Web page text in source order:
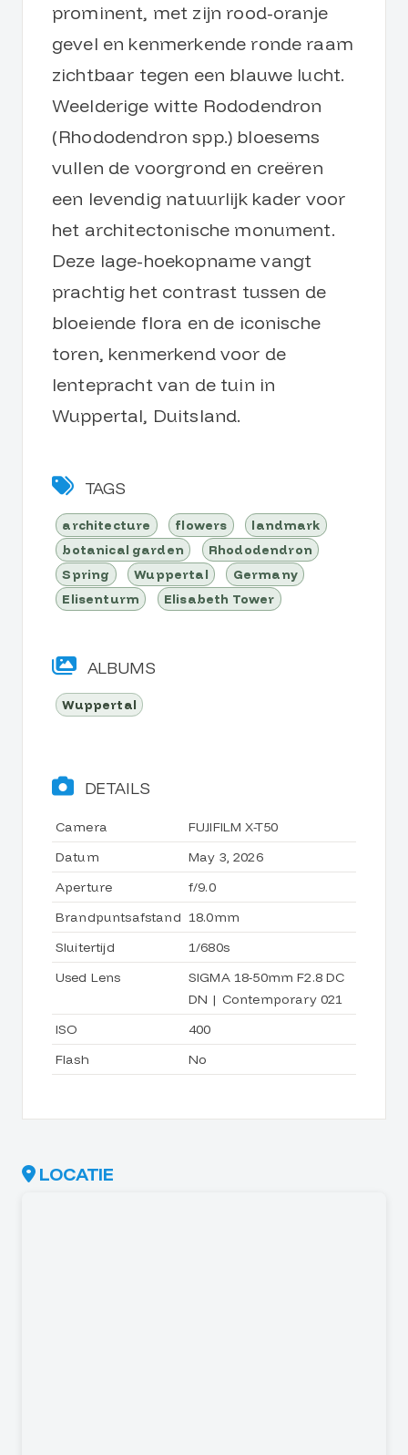
prominent, met zijn rood-oranje
gevel en kenmerkende ronde raam
zichtbaar tegen een blauwe lucht.
Weelderige witte Rododendron
(Rhododendron spp.) bloesems
vullen de voorgrond en creëren
een levendig natuurlijk kader voor
het architectonische monument.
Deze lage-hoekopname vangt
prachtig het contrast tussen de
bloeiende flora en de iconische
toren, kenmerkend voor de
lentepracht van de tuin in
Wuppertal, Duitsland.
TAGS
architecture flowers
landmark
botanical garden
Rhododendron
Spring
Wuppertal
Germany
Elisenturm
Elisabeth Tower
ALBUMS
Wuppertal
DETAILS
Camera
FUJIFILM X-T50
Datum
May 3, 2026
Aperture
f/9.0
Brandpuntsafstand 18.0mm
Sluitertijd
1/680s
Used Lens
SIGMA 18-50mm F2.8 DC
DN | Contemporary 021
ISO
400
Flash
No
LOCATIE